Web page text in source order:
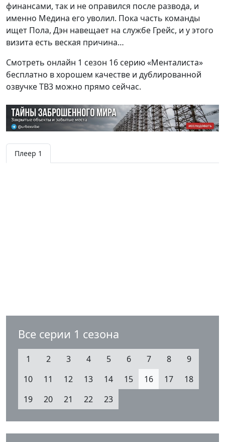
финансами, так и не оправился после развода, и
именно Медина его уволил. Пока часть команды
ищет Пола, Дэн навещает на службе Грейс, и у этого
визита есть веская причина…
Смотреть онлайн 1 сезон 16 серию «Менталиста»
бесплатно в хорошем качестве и дублированной
озвучке ТВ3 можно прямо сейчас.
Плеер 1
Все серии 1 сезона
1 2 3 4 5 6 7 8
9
10
11 12 13 14 15 16 17
18
19
20 21 22 23